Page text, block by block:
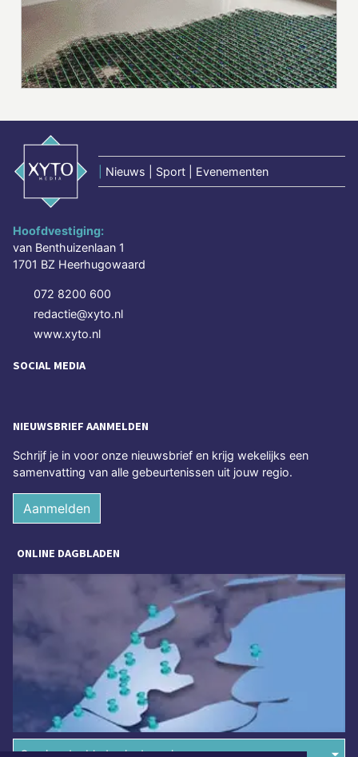
Nieuws | Sport | Evenementen
Hoofdvestiging:
van Benthuizenlaan 1
1701 BZ Heerhugowaard
072 8200 600
redactie@xyto.nl
www.xyto.nl
SOCIAL MEDIA
NIEUWSBRIEF AANMELDEN
Schrijf je in voor onze nieuwsbrief en krijg wekelijks een
samenvatting van alle gebeurtenissen uit jouw regio.
Aanmelden
ONLINE DAGBLADEN